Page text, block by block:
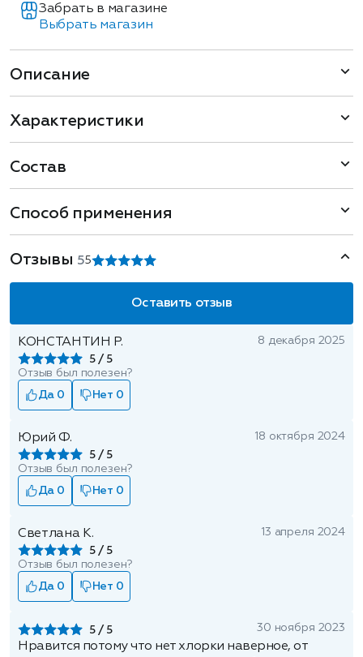
Забрать в магазине
Выбрать магазин
Описание
Характеристики
Состав
Способ применения
Отзывы 55
Оставить отзыв
КОНСТАНТИН Р.
5
8 декабря 2025
Отзыв был полезен?
Да 0
Нет 0
Юрий Ф.
5
18 октября 2024
Отзыв был полезен?
Да 0
Нет 0
Светлана К.
5
13 апреля 2024
Отзыв был полезен?
Да 0
Нет 0
5 30 ноября 2023
Нравится потому что нет хлорки наверное, от